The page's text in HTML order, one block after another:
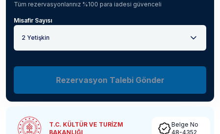
Tüm rezervasyonlarınız %100 para iadesi güvenceli
Misafir Sayısı
2 Yetişkin
Rezervasyon Talebi Gönder
T.C. KÜLTÜR VE TURİZM
BAKANLIĞI
Belge No
48-4352